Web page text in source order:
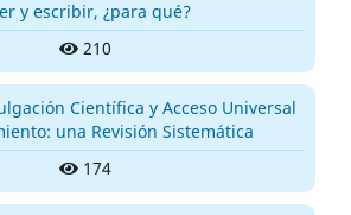
y escribir, ¿para qué?
210
Científica y Acceso Universal
una Revisión Sistemática
174